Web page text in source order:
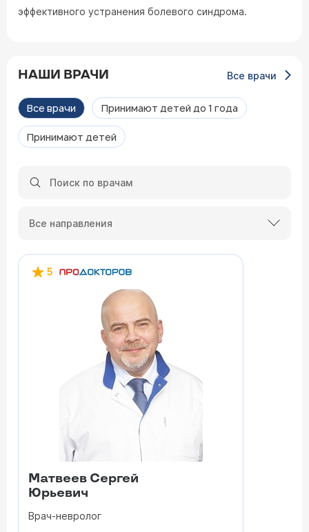
эффективного устранения болевого синдрома.
НАШИ ВРАЧИ Все врачи
Все врачи Принимают детей до 1 года
Принимают детей
Все направления
5
Матвеев Сергей
Юрьевич
Врач-невролог